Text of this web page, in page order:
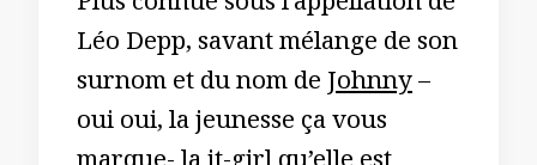
Léo Depp, savant mélange de son
surnom et du nom deJohnny–
oui oui, la jeunesse ça vous